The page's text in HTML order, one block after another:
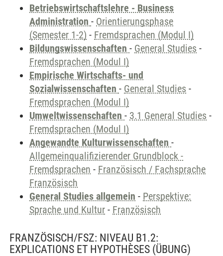
Betriebswirtschaftslehre - Business
Administration - Orientierungsphase
(Semester 1-2) - Fremdsprachen (Modul I)
Bildungswissenschaften - General Studies -
Fremdsprachen (Modul I)
Empirische Wirtschafts- und
Sozialwissenschaften - General Studies -
Fremdsprachen (Modul I)
Umweltwissenschaften - 3.1 General Studies -
Fremdsprachen (Modul I)
Angewandte Kulturwissenschaften -
Allgemeinqualifizierender Grundblock -
Fremdsprachen - Französisch / Fachsprache
Französisch
General Studies allgemein - Perspektive:
Sprache und Kultur - Französisch
FRANZÖSISCH/FSZ: NIVEAU B1.2:
EXPLICATIONS ET HYPOTHÈSES (ÜBUNG)